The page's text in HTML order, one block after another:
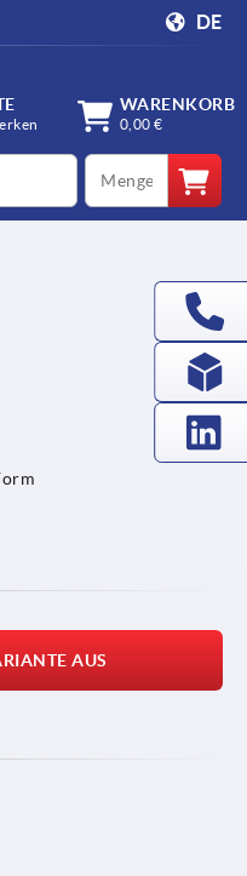
DE
WARENKORB
0,00 €
qty
AUS